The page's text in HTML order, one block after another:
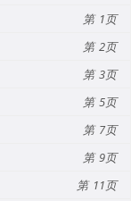
1
2
3
5
7
9
11